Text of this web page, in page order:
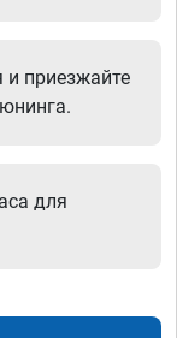
приезжайте
для